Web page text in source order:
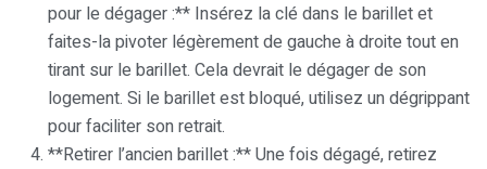
pour le dégager :** Insérez la clé dans le barillet et
faites-la pivoter légèrement de gauche à droite tout en
tirant sur le barillet. Cela devrait le dégager de son
logement. Si le barillet est bloqué, utilisez un dégrippant
pour faciliter son retrait.
**Retirer l’ancien barillet :** Une fois dégagé, retirez